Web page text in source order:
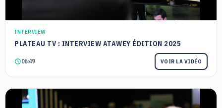
INTERVIEW
PLATEAU TV : INTERVIEW ATAWEY ÉDITION 2025
06:49 VOIR LA VIDÉO